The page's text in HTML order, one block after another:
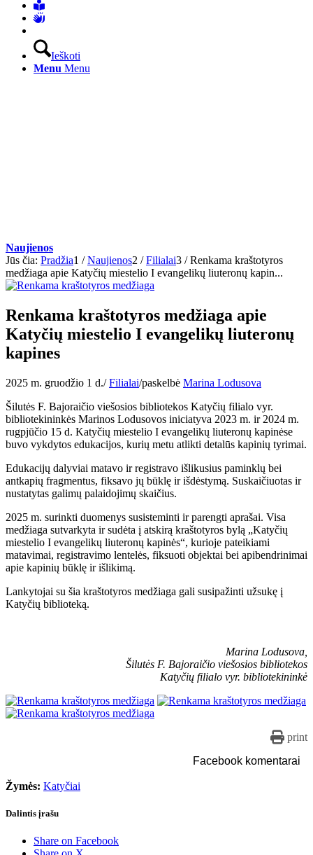
Ieškoti
Menu Menu
Naujienos
Jūs čia: Pradžia1 / Naujienos2 / Filialai3 / Renkama kraštotyros
medžiaga apie Katyčių miestelio I evangelikų liuteronų kapin...
Renkama kraštotyros medžiaga apie
Katyčių miestelio I evangelikų liuteronų
kapines
2025 m. gruodžio 1 d./ Filialai/paskelbė Marina Lodusova
Šilutės F. Bajoraičio viešosios bibliotekos Katyčių filialo vyr.
bibliotekininkės Marinos Lodusovos iniciatyva 2023 m. ir 2024 m.
rugpjūčio 15 d. Katyčių miestelio I evangelikų liuteronų kapinėse
buvo vykdytos edukacijos, kurių metu atlikti detalūs kapinių tyrimai.
Edukacijų dalyviai matavo ir registravo išlikusius paminklų bei
antkapių fragmentus, fiksavo jų būklę ir išdėstymą. Suskaičiuotas ir
nustatytas galimų palaidojimų skaičius.
2025 m. surinkti duomenys susisteminti ir parengti aprašai. Visa
medžiaga sutvarkyta ir sudėta į atskirą kraštotyros bylą „Katyčių
miestelio I evangelikų liuteronų kapinės“, kurioje pateikiami
matavimai, registravimo lentelės, fiksuoti objektai bei apibendrinimai
apie kapinių būklę ir išlikimą.
Lankytojai su šia kraštotyros medžiaga gali susipažinti užsukę į
Katyčių biblioteką.
Marina Lodusova,
Šilutės F. Bajoraičio viešosios bibliotekos
Katyčių filialo vyr. bibliotekininkė
print
Facebook komentarai
Žymės: Katyčiai
Dalintis įrašu
Share on Facebook